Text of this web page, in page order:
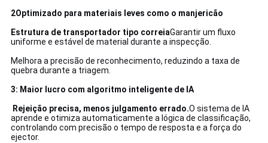
2Optimizado para materiais leves como o manjericão
Estrutura de transportador tipo correiaGarantir um fluxo
uniforme e estável de material durante a inspecção.
Melhora a precisão de reconhecimento, reduzindo a taxa de
quebra durante a triagem.
3: Maior lucro com algoritmo inteligente de IA
Rejeição precisa, menos julgamento errado.O sistema de IA
aprende e otimiza automaticamente a lógica de classificação,
controlando com precisão o tempo de resposta e a força do
ejector.